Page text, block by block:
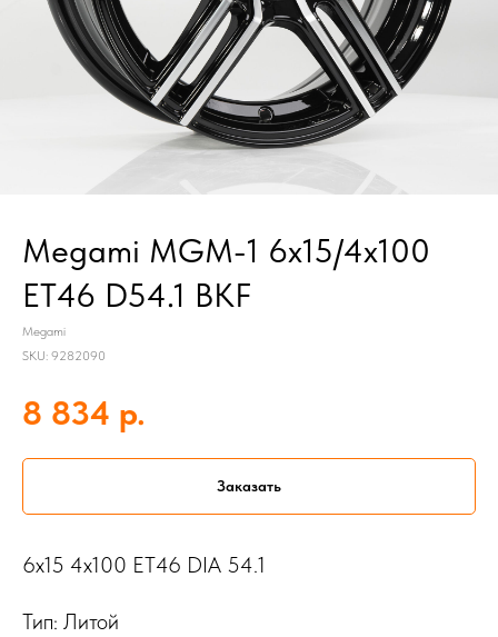
Megami MGM-1 6x15/4x100
ET46 D54.1 BKF
Megami
SKU: 9282090
8 834 р.
Заказать
6x15 4x100 ET46 DIA 54.1
Тип: Литой